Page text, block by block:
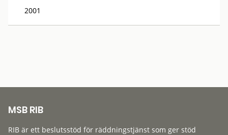
2001
MSB RIB
RIB är ett beslutsstöd för räddningstjänst som ger stöd